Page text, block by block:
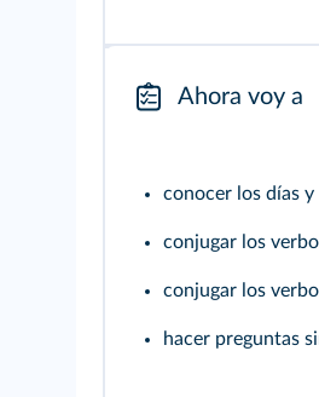
Ahora voy a
conocer los días y
conjugar los
conjugar los
hacer preguntas